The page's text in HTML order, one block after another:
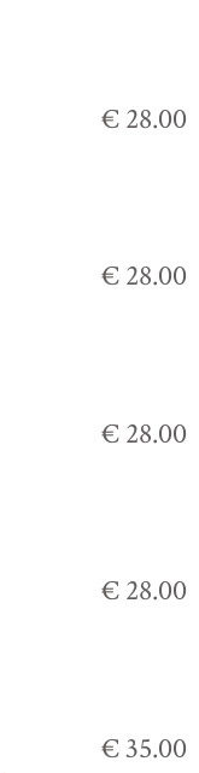
€ 28.00
€ 28.00
€ 28.00
€ 28.00
€ 35.00